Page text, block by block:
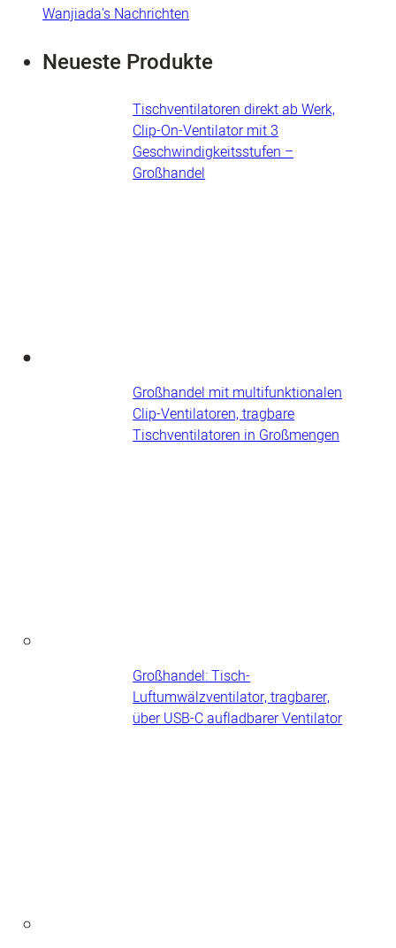
Wanjiada's Nachrichten
Neueste Produkte
Tischventilatoren direkt ab Werk,
Clip-On-Ventilator mit 3
Geschwindigkeitsstufen –
Großhandel
Großhandel mit multifunktionalen
Clip-Ventilatoren, tragbare
Tischventilatoren in Großmengen
Großhandel: Tisch-
Luftumwälzventilator, tragbarer,
über USB-C aufladbarer Ventilator